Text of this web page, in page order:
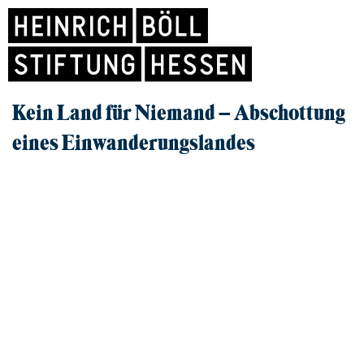
Kein Land für Niemand – Abschottung
eines Einwanderungslandes